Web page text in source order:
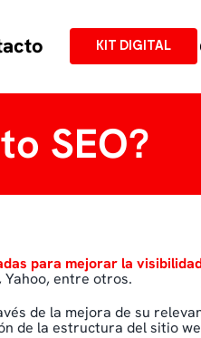
KIT DIGITAL
SEO?
para mejorar la
Yahoo, entre otros.
de la mejora de su
de la estructura del sitio